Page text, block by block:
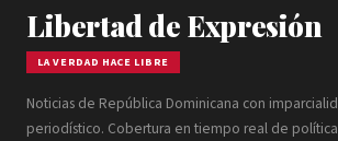
Libertad de Expresión
LA VERDAD HACE LIBRE
Noticias de República Dominicana con
periodístico. Cobertura en tiempo real de